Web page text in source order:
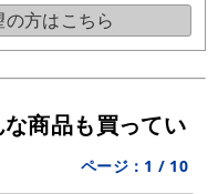
方はこちら
ページ： 1 / 10